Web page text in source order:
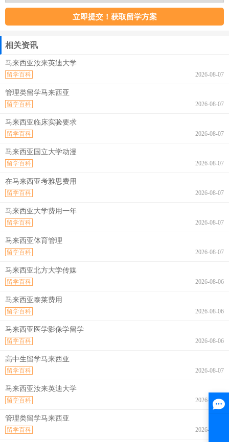
相关资讯
马来西亚汝来英迪大学
2026-08-07
留学百科
管理类留学马来西亚
2026-08-07
留学百科
马来西亚临床实验要求
2026-08-07
留学百科
马来西亚国立大学动漫
2026-08-07
留学百科
在马来西亚考雅思费用
2026-08-07
留学百科
马来西亚大学费用一年
2026-08-07
留学百科
马来西亚体育管理
2026-08-07
留学百科
马来西亚北方大学传媒
2026-08-06
留学百科
马来西亚泰莱费用
2026-08-06
留学百科
马来西亚医学影像学留学
2026-08-06
留学百科
高中生留学马来西亚
2026-08-07
留学百科
马来西亚汝来英迪大学
2026-08-07
留学百科
管理类留学马来西亚
2026-08-07
留学百科